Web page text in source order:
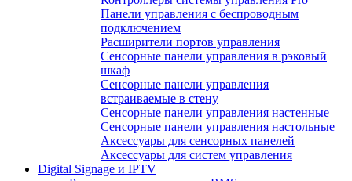
Панели управления с беспроводным
подключением
Расширители портов управления
Сенсорные панели управления в рэковый
шкаф
Сенсорные панели управления
встраиваемые в стену
Сенсорные панели управления настенные
Сенсорные панели управления настольные
Аксессуары для сенсорных панелей
Аксессуары для систем управления
Digital Signage и IPTV